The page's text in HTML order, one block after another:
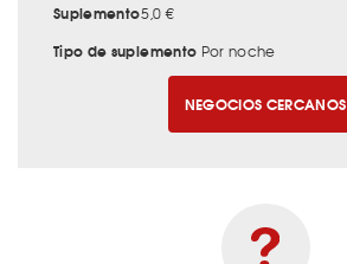
Suplemento5,0 €
Tipo de suplemento Por noche
NEGOCIOS CERCANOS